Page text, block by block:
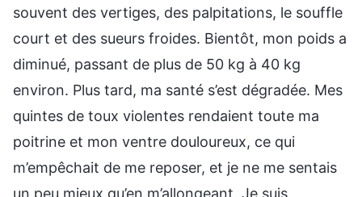
souvent des vertiges, des palpitations, le souffle
court et des sueurs froides. Bientôt, mon poids a
diminué, passant de plus de 50 kg à 40 kg
environ. Plus tard, ma santé s’est dégradée. Mes
quintes de toux violentes rendaient toute ma
poitrine et mon ventre douloureux, ce qui
m’empêchait de me reposer, et je ne me sentais
un peu mieux qu’en m’allongeant. Je suis